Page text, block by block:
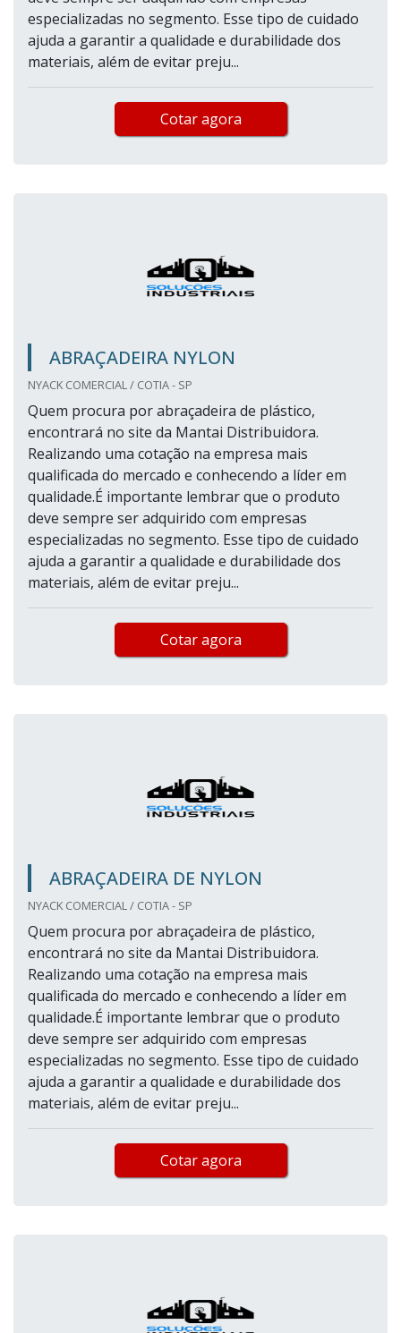
especializadas no segmento. Esse tipo de cuidado
ajuda a garantir a qualidade e durabilidade dos
materiais, além de evitar preju...
Cotar agora
ABRAÇADEIRA NYLON
NYACK COMERCIAL / COTIA - SP
Quem procura por abraçadeira de plástico,
encontrará no site da Mantai Distribuidora.
Realizando uma cotação na empresa mais
qualificada do mercado e conhecendo a líder em
qualidade.É importante lembrar que o produto
deve sempre ser adquirido com empresas
especializadas no segmento. Esse tipo de cuidado
ajuda a garantir a qualidade e durabilidade dos
materiais, além de evitar preju...
Cotar agora
ABRAÇADEIRA DE NYLON
NYACK COMERCIAL / COTIA - SP
Quem procura por abraçadeira de plástico,
encontrará no site da Mantai Distribuidora.
Realizando uma cotação na empresa mais
qualificada do mercado e conhecendo a líder em
qualidade.É importante lembrar que o produto
deve sempre ser adquirido com empresas
especializadas no segmento. Esse tipo de cuidado
ajuda a garantir a qualidade e durabilidade dos
materiais, além de evitar preju...
Cotar agora